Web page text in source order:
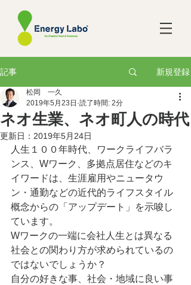
記事 新規登録
ネオ生業、ネオ町人の時代
松岡 一久
2019年5月23日 読了時間: 2分
更新日： 2019年5月24日
人生１００年時代、ワークライフバラ
ンス、Wワーク、多拠点居住などのキ
イワードは、生涯雇用やニュータウ
ン・通勤などの近代的ライフスタイル
概念からの「アップデート」を示唆し
ています。
Wワークの一端に会社人生とは異なる
社会との関わり方が求められているの
ではないでしょうか？
自分の好きな事、社会・地域に良い事